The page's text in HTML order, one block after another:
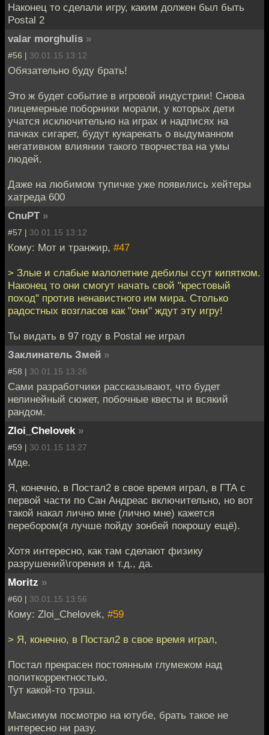
Наконец то сделали игру, каким должен был быть
Postal 2
valar morghulis »
#56 | 30.01.15 13:12
Обязательно буду брать!
Это ж будет событие в игровой индустрии! Снова
лицемерные поборники морали, у которых дети
учатся исключительно на играх и надписях на
пачках сигарет, будут кукарекать о выдуманном
негативном влиянии такого творчества на умы
людей.
Даже на любимом тупичке уже появились хейтеры
хатреда 600
CnuPT »
#57 | 30.01.15 13:12
Кому: Мот и транжир, #47
> Злые и слабые малолетние дебилы ссут кипятком.
Наконец то они смогут начать свой "крестовый
поход" против ненавистного им мира. Столько
радостных возгласов как "они" ждут эту игру!
Ты видать в 97 году в Postal не играл
Заклинатель Змей »
#58 | 30.01.15 13:26
Сами разработчики рассказывают, что будет
нелинейный сюжет, побочные квесты и всякий
рандом.
Zloi_Chelovek »
#59 | 30.01.15 13:27
Мде.
Я, конечно, в Постал2 в свое время играл, в ГТА с
первой части по Сан Андреас включительно, но вот
такой накал лично мне (лично мне) кажется
перебором(я лучше пойду зонбей покрошу ещё).
Хотя интересно, как там сделают физику
разрушений\горения и т.д., да.
Moritz »
#60 | 30.01.15 13:56
Кому: Zloi_Chelovek, #59
> Я, конечно, в Постал2 в свое время играл,
Постал прекрасен постоянным глумежом над
политкорректностью.
Тут какой-то трэш.
Максимум посмотрю на ютубе, брать такое не
интересно ни разу.